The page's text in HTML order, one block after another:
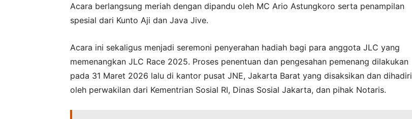
Acara berlangsung meriah dengan dipandu oleh MC Ario Astungkoro serta penampilan
spesial dari Kunto Aji dan Java Jive.
Acara ini sekaligus menjadi seremoni penyerahan hadiah bagi para anggota JLC yang
memenangkan JLC Race 2025. Proses penentuan dan pengesahan pemenang dilakukan
pada 31 Maret 2026 lalu di kantor pusat JNE, Jakarta Barat yang disaksikan dan dihadiri
oleh perwakilan dari Kementrian Sosial RI, Dinas Sosial Jakarta, dan pihak Notaris.